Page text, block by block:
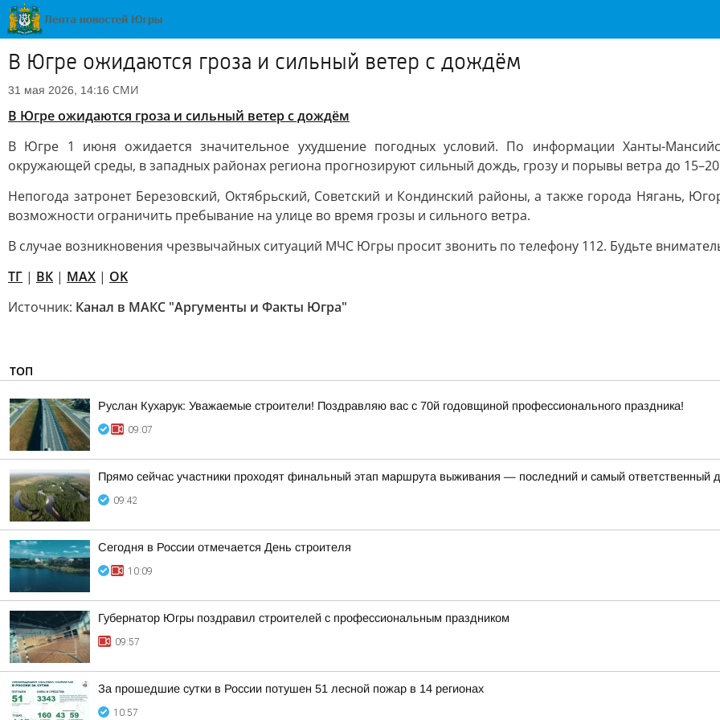
В Югре ожидаются гроза и сильный ветер с дождём
31 мая 2026, 14:16 СМИ
В Югре ожидаются гроза и сильный ветер с дождём
В Югре 1 июня ожидается значительное ухудшение погодных условий. По информации Ханты-
окружающей среды, в западных районах региона прогнозируют сильный дождь, грозу и порывы ветра до
Непогода затронет Березовский, Октябрьский, Советский и Кондинский районы, а также города Нягань,
возможности ограничить пребывание на улице во время грозы и сильного ветра.
В случае возникновения чрезвычайных ситуаций МЧС Югры просит звонить по телефону 112. Будьте
ТГ | ВК | MAX | OK
Источник: Канал в МАКС "Аргументы и Факты Югра"
ТОП
Руслан Кухарук: Уважаемые строители! Поздравляю вас с 70й годовщиной профессионального праздника!
09:07
Прямо сейчас участники проходят финальный этап маршрута выживания — последний и самый ответственный
09:42
Сегодня в России отмечается День строителя
10:09
Губернатор Югры поздравил строителей с профессиональным праздником
09:57
За прошедшие сутки в России потушен 51 лесной пожар в 14 регионах
10:57